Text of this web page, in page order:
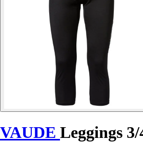
VAUDE Leggings